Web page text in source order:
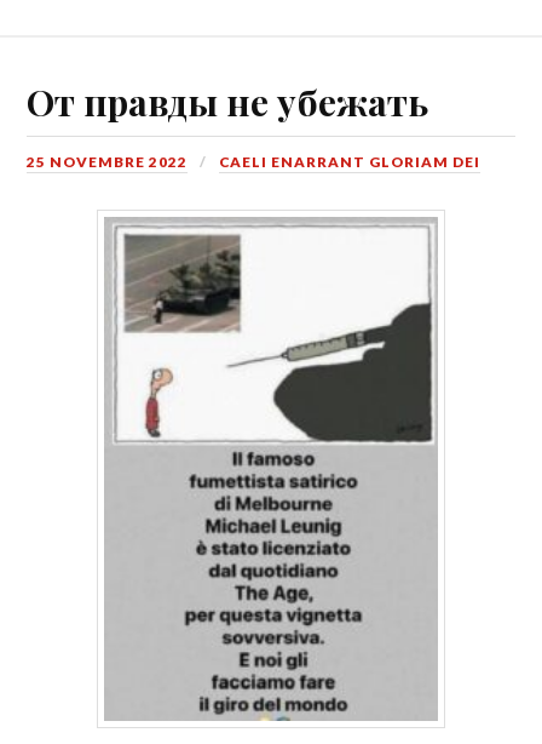
От правды не убежать
25 NOVEMBRE 2022 CAELI ENARRANT GLORIAM DEI